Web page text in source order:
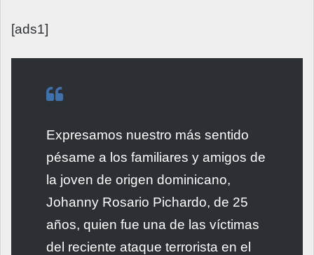
[ads1]
Expresamos nuestro más sentido
pésame a los familiares y amigos de
la joven de origen dominicano,
Johanny Rosario Pichardo, de 25
años, quien fue una de las víctimas
del reciente ataque terrorista en el